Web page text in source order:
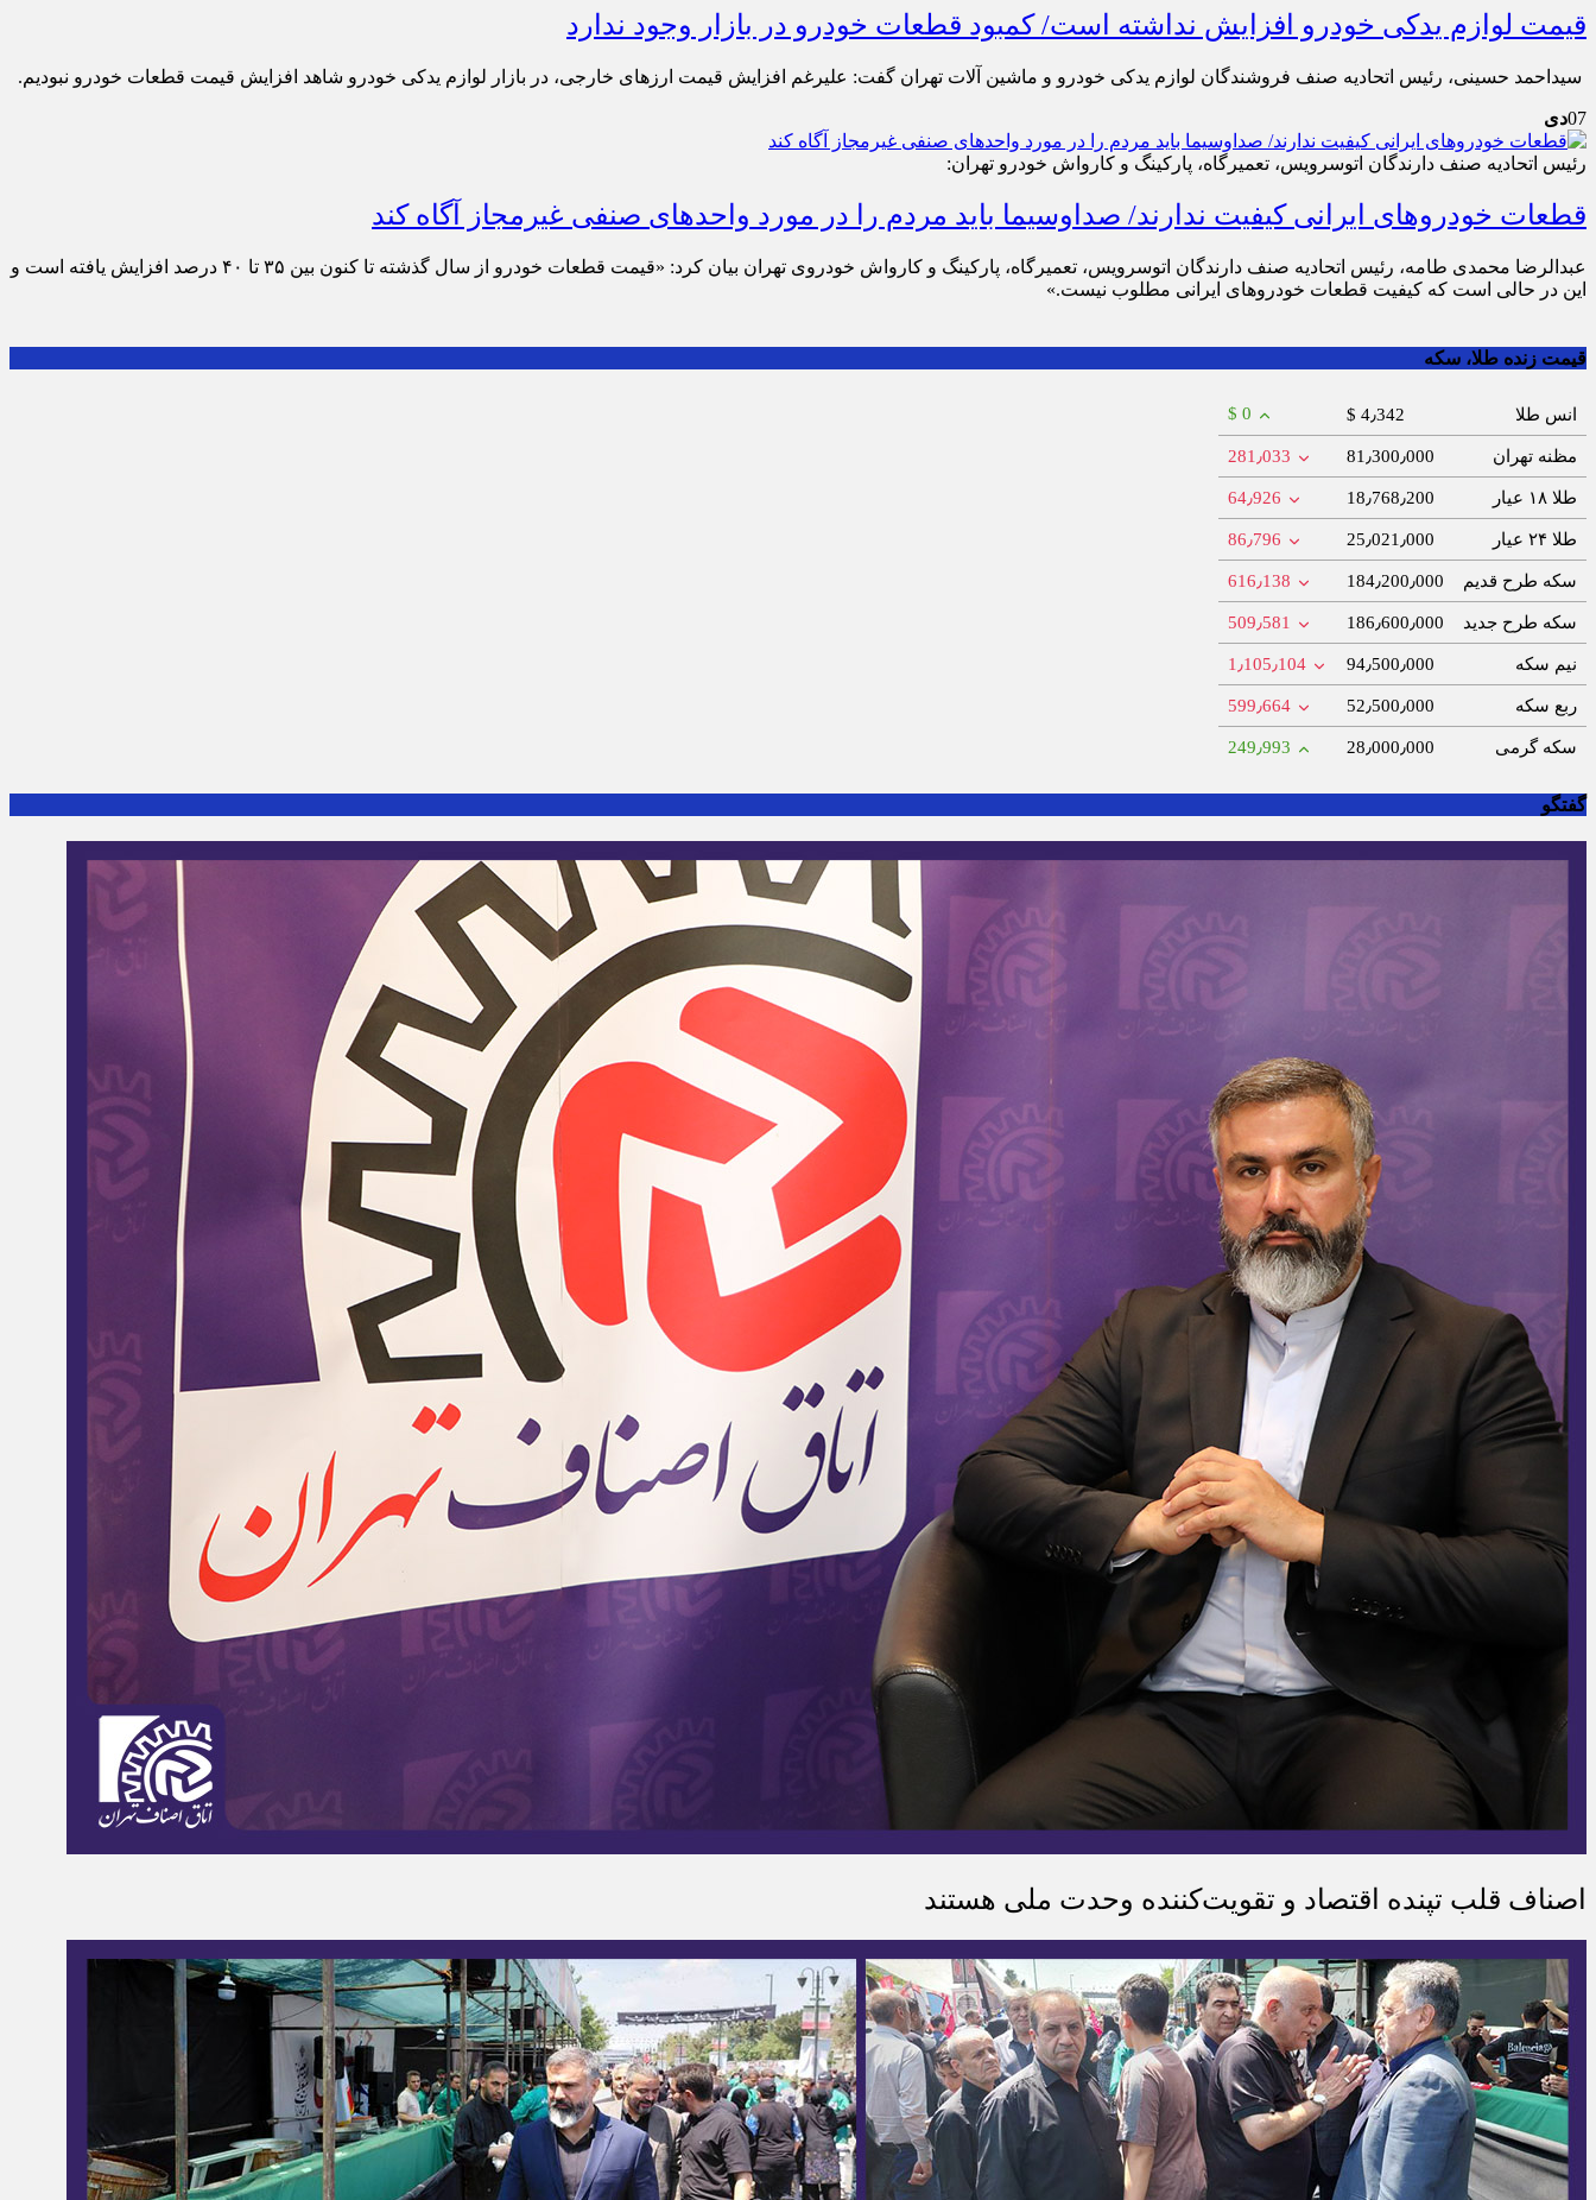
قیمت لوازم یدکی خودرو افزایش نداشته است/ کمبود قطعات خودرو در بازار وجود ندارد
سیداحمد حسینی، رئیس اتحادیه صنف فروشندگان لوازم یدکی خودرو و ماشین ‌آلات تهران گفت: علیرغم افزایش قیمت ارزهای خارجی، در بازار لوازم یدکی خودرو شاهد افزایش قیمت قطعات خودرو نبودیم.
07دی
رئیس اتحادیه صنف دارندگان اتوسرویس، تعمیرگاه، پارکینگ و کارواش خودرو تهران:
قطعات خودروهای ایرانی کیفیت ندارند/ صداوسیما باید مردم را در مورد واحدهای صنفی غیرمجاز آگاه کند
عبدالرضا محمدی طامه، رئیس اتحادیه صنف دارندگان اتوسرویس، تعمیرگاه، پارکینگ و کارواش خودروی تهران بیان کرد: «قیمت قطعات خودرو از سال گذشته تا کنون بین ۳۵ تا ۴۰ درصد افزایش یافته است و
این در حالی است که کیفیت قطعات خودروهای ایرانی مطلوب نیست.»
قیمت زنده طلا، سکه
انس طلا $ 4٫342 $ 0
مظنه تهران 81٫300٫000 281٫033
طلا ۱۸ عیار 18٫768٫200 64٫926
طلا ۲۴ عیار 25٫021٫000 86٫796
سکه طرح قدیم 184٫200٫000 616٫138
سکه طرح جدید 186٫600٫000 509٫581
نیم سکه 94٫500٫000 1٫105٫104
ربع سکه 52٫500٫000 599٫664
سکه گرمی 28٫000٫000 249٫993
گفتگو
اصناف قلب تپنده اقتصاد و تقویت‌کننده وحدت ملی هستند